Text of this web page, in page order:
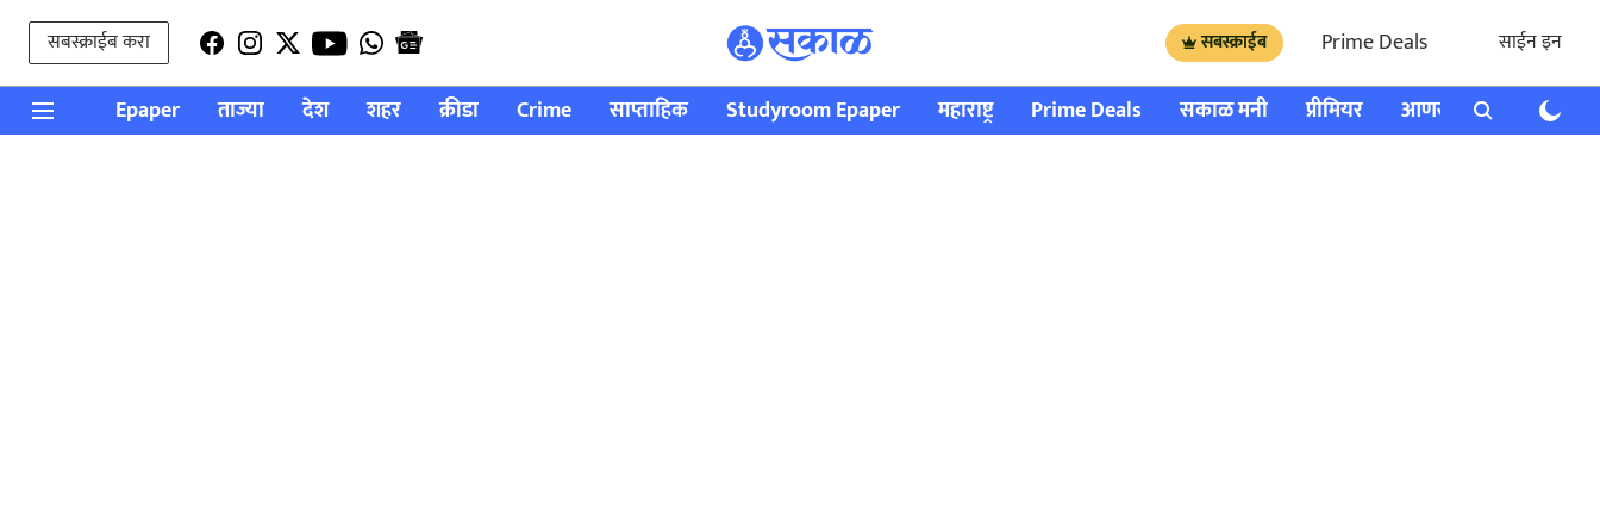
सबस्क्राईब करा सबस्क्राईब Prime Deals साईन इन
Epaper ताज्या देश शहर क्रीडा Crime साप्ताहिक Studyroom Epaper महाराष्ट्र Prime Deals सकाळ मनी प्रीमियर आणखी राशी भविष्य